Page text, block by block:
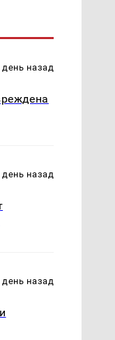
день назад
день назад
день назад